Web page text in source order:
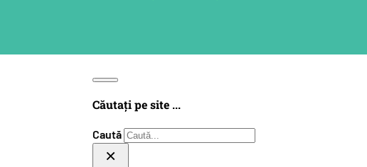
Căutați pe site ...
Caută
×